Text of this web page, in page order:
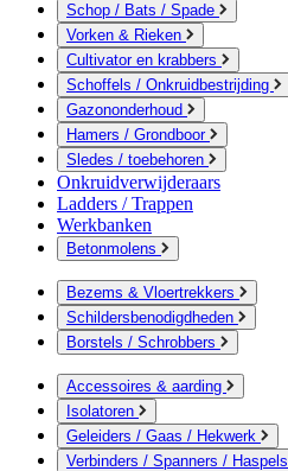
Schop / Bats / Spade
Vorken & Rieken
Cultivator en krabbers
Schoffels / Onkruidbestrijding
Gazononderhoud
Hamers / Grondboor
Sledes / toebehoren
Onkruidverwijderaars
Ladders / Trappen
Werkbanken
Betonmolens
Bezems & Vloertrekkers
Schildersbenodigdheden
Borstels / Schrobbers
Accessoires & aarding
Isolatoren
Geleiders / Gaas / Hekwerk
Verbinders / Spanners / Haspels